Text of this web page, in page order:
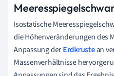
Isostatische
die Höhenveränderungen des
Anpassung derErdkrustean
Massenverhältnisse